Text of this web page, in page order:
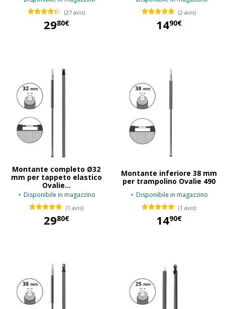
(27 avis)
2980€
(2 avis)
1490€
Montante completo Ø32
mm per tappeto elastico
Ovalie...
Disponibile in magazzino
(1 avis)
2980€
Montante inferiore 38 mm
per trampolino Ovalie 490
Disponibile in magazzino
(1 avis)
1490€